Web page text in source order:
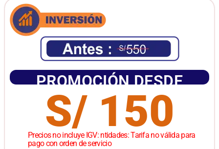
PROMOCIÓN DESDE
S/ 150
Precios no incluye IGV: ntidades: Tarifa no válida para
pago con orden de servicio